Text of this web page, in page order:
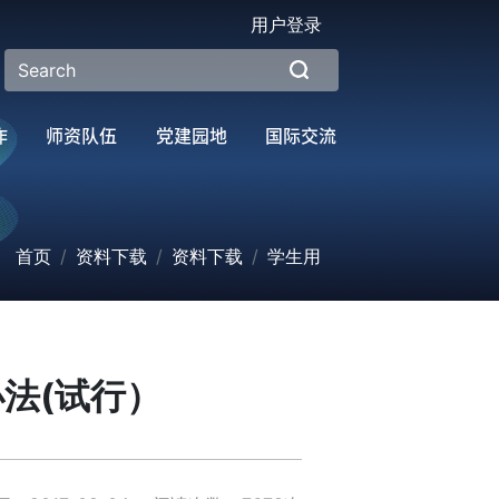
用户登录
师资队伍 党建园地 国际交流
首页 资料下载 资料下载 学生用
(试行）